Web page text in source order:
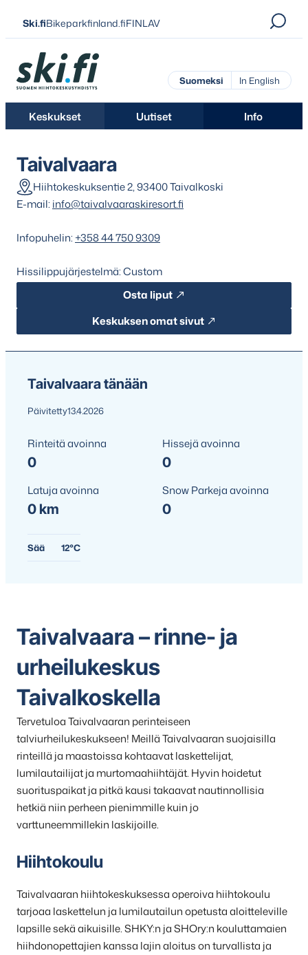
Siirry
suoraan
sisältöön
Ski.fiBikeparkfinland.fiFINLAV
Ski.fi
Suomeksi In English
Keskukset Uutiset Info
Taivalvaara
Hiihtokeskuksentie 2, 93400 Taivalkoski
E-mail: info@taivalvaaraskiresort.fi
Infopuhelin: +358 44 750 9309
Hissilippujärjestelmä: Custom
Osta liput
Keskuksen omat sivut
Taivalvaara tänään
Päivitetty13.4.2026
Rinteitä avoinna
0
Hissejä avoinna
0
Latuja avoinna
0 km
Snow Parkeja avoinna
0
Sää 12°C
Taivalvaara – rinne- ja
urheilukeskus
Taivalkoskella
Tervetuloa Taivalvaaran perinteiseen
talviurheilukeskukseen! Meillä Taivalvaaran suojaisilla
rinteillä ja maastoissa kohtaavat laskettelijat,
lumilautailijat ja murtomaahiihtäjät. Hyvin hoidetut
suorituspaikat ja pitkä kausi takaavat nautinnollisia
hetkiä niin perheen pienimmille kuin jo
varttuneemmillekin laskijoille.
Hiihtokoulu
Taivalvaaran hiihtokeskuksessa operoiva hiihtokoulu
tarjoaa laskettelun ja lumilautailun opetusta aloitteleville
lapsille sekä aikuisille. SHKY:n ja SHOry:n kouluttamaien
hiihdonopettajien kanssa lajin aloitus on turvallista ja